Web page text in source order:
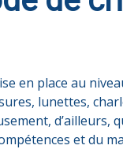
en place au
lunettes,
et du